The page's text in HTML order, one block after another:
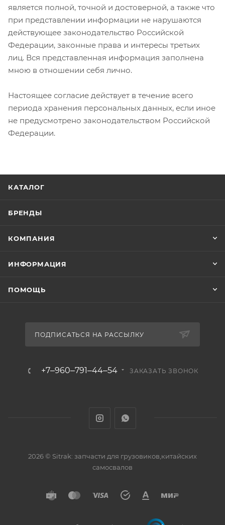
является полной, точной и достоверной, а также что
при представлении информации не нарушаются
действующее законодательство Российской
Федерации, законные права и интересы третьих
лиц. Вся представленная информация заполнена
мною в отношении себя лично.
Настоящее согласие действует в течение всего
периода хранения персональных данных, если иное
не предусмотрено законодательством Российской
Федерации.
КАТАЛОГ
БРЕНДЫ
КОМПАНИЯ
ИНФОРМАЦИЯ
ПОМОЩЬ
ПОДПИСАТЬСЯ НА РАССЫЛКУ
+7‒960‒791‒44‒54 ЗАКАЗАТЬ ЗВОНОК
2026 © Sitrak: запчасти для грузовиков,китайских
самосвалов